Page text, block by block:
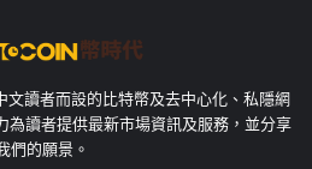
讀者而設的比特幣及去中心化、私隱網
為讀者提供最新市場資訊及服務，並分享
們的願景。